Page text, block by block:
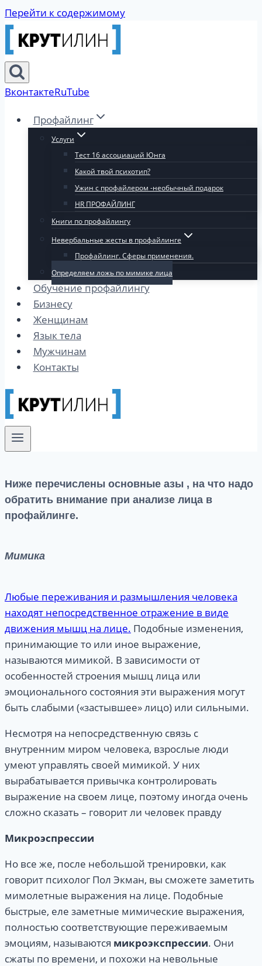
Перейти к содержимому
ВконтактеRuTube
Профайлинг
Услуги
Тест 16 ассоциаций Юнга
Какой твой психотип?
Ужин с профайлером -необычный подарок
HR ПРОФАЙЛИНГ
Книги по профайлингу
Невербальные жесты в профайлинге
Профайлинг. Сферы применения.
Определяем ложь по мимике лица
Обучение профайлингу
Бизнесу
Женщинам
Язык тела
Мужчинам
Контакты
Ниже перечислены основные азы , на что надо
обратить внимание при анализе лица в
профайлинге.
Мимика
Любые переживания и размышления человека
находят непосредственное отражение в виде
движения мышц на лице. Подобные изменения,
принимающие то или иное выражение,
называются мимикой. В зависимости от
особенностей строения мышц лица или
эмоционального состояния эти выражения могут
быть слабыми («застывшее» лицо) или сильными.
Несмотря на непосредственную связь с
внутренним миром человека, взрослые люди
умеют управлять своей мимикой. У них
вырабатывается привычка контролировать
выражение на своем лице, поэтому иногда очень
сложно сказать – говорит ли человек правду
Микроэспрессии
Но все же, после небольшой тренировки, как
говорит психолог Пол Экман, вы сможете заметить
мимолетные выражения на лице. Подобные
быстрые, еле заметные мимические выражения,
полностью соответствующие переживаемым
эмоциям, называются микроэкспрессии. Они
сжаты по времени, и похожи на невольные